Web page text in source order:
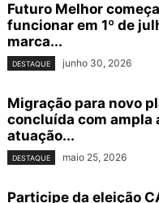
Futuro Melhor
funcionar em 1º de
marca...
DESTAQUE junho 30, 2026
Migração para novo
concluída com ampla
atuação...
DESTAQUE maio 25, 2026
Participe da eleição